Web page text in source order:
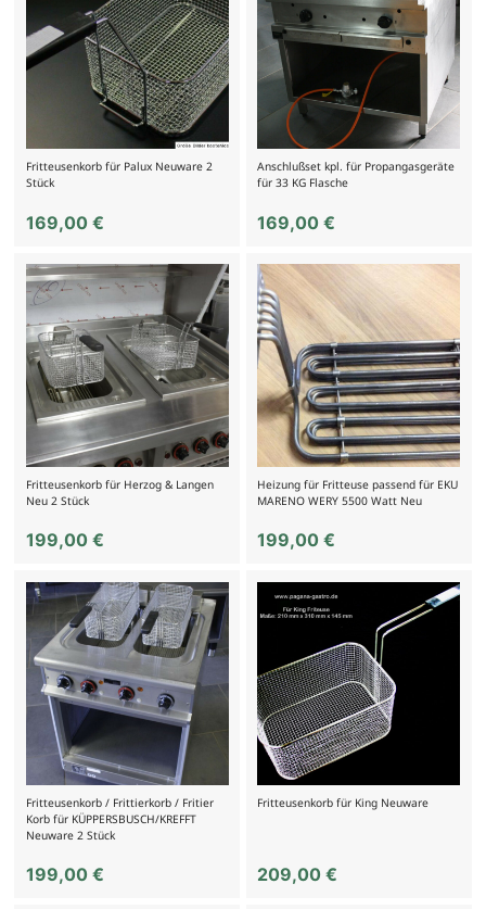
Fritteusenkorb für Palux Neuware 2
Stück
169,00 €
Anschlußset kpl. für Propangasgeräte
für 33 KG Flasche
169,00€
Fritteusenkorb für Herzog & Langen
Neu 2 Stück
199,00 €
Heizung für Fritteuse passend für EKU
MARENO WERY 5500 Watt Neu
199,00€
Fritteusenkorb / Frittierkorb / Fritier
Korb für KÜPPERSBUSCH/KREFFT
Neuware 2 Stück
199,00 €
Fritteusenkorb für King Neuware
209,00€